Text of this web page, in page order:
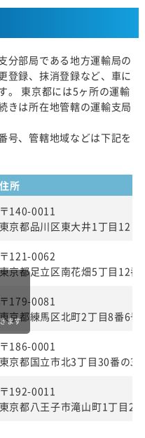
分部局である地方運輸局の
登録、抹消登録など、車に
。 東京都には5ヶ所の運輸
きは所在地管轄の運輸支局
号、管轄地域などは下記を
住所
〒140-0011
東京都品川区東大井1丁目12
〒121-0062
京都足立区南花畑5丁目12番
179-0081
東京都練馬区北町2丁目8番6号
〒186-0001
東京都国立市北3丁目30番の3
〒192-0011
東京都八王子市滝山町1丁目
ます